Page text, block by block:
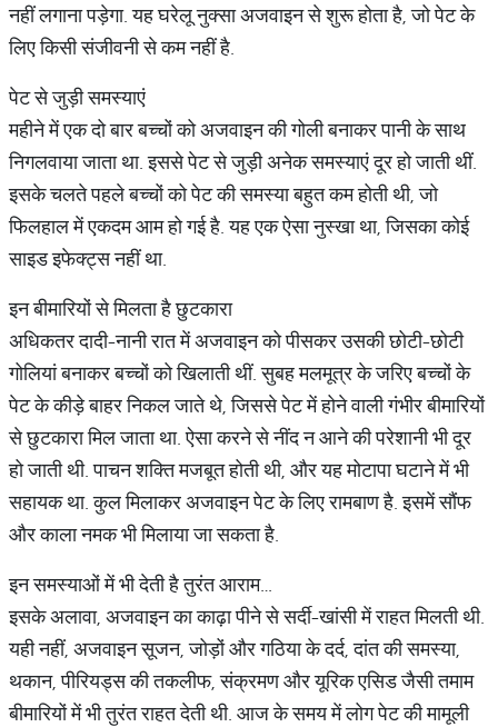
नहीं लगाना पड़ेगा. यह घरेलू नुक्सा अजवाइन से शुरू होता है, जो पेट के
लिए किसी संजीवनी से कम नहीं है.
पेट से जुड़ी समस्याएं
महीने में एक दो बार बच्चों को अजवाइन की गोली बनाकर पानी के साथ
निगलवाया जाता था. इससे पेट से जुड़ी अनेक समस्याएं दूर हो जाती थीं.
इसके चलते पहले बच्चों को पेट की समस्या बहुत कम होती थी, जो
फिलहाल में एकदम आम हो गई है. यह एक ऐसा नुस्खा था, जिसका कोई
साइड इफेक्ट्स नहीं था.
इन बीमारियों से मिलता है छुटकारा
अधिकतर दादी-नानी रात में अजवाइन को पीसकर उसकी छोटी-छोटी
गोलियां बनाकर बच्चों को खिलाती थीं. सुबह मलमूत्र के जरिए बच्चों के
पेट के कीड़े बाहर निकल जाते थे, जिससे पेट में होने वाली गंभीर बीमारियों
से छुटकारा मिल जाता था. ऐसा करने से नींद न आने की परेशानी भी दूर
हो जाती थी. पाचन शक्ति मजबूत होती थी, और यह मोटापा घटाने में भी
सहायक था. कुल मिलाकर अजवाइन पेट के लिए रामबाण है. इसमें सौंफ
और काला नमक भी मिलाया जा सकता है.
इन समस्याओं में भी देती है तुरंत आराम…
इसके अलावा, अजवाइन का काढ़ा पीने से सर्दी-खांसी में राहत मिलती थी.
यही नहीं, अजवाइन सूजन, जोड़ों और गठिया के दर्द, दांत की समस्या,
थकान, पीरियड्स की तकलीफ, संक्रमण और यूरिक एसिड जैसी तमाम
बीमारियों में भी तुरंत राहत देती थी. आज के समय में लोग पेट की मामूली